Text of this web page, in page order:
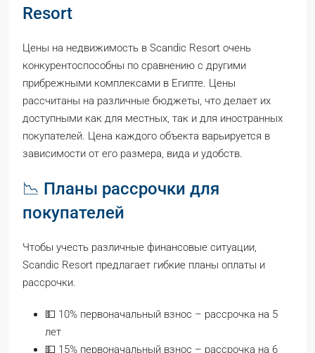
Resort
Цены на недвижимость в Scandic Resort очень
конкурентоспособны по сравнению с другими
прибрежными комплексами в Египте. Цены
рассчитаны на различные бюджеты, что делает их
доступными как для местных, так и для иностранных
покупателей. Цена каждого объекта варьируется в
зависимости от его размера, вида и удобств.
📉 Планы рассрочки для
покупателей
Чтобы учесть различные финансовые ситуации,
Scandic Resort предлагает гибкие планы оплаты и
рассрочки.
💵 10% первоначальный взнос – рассрочка на 5
лет
💵 15% первоначальный взнос – рассрочка на 6